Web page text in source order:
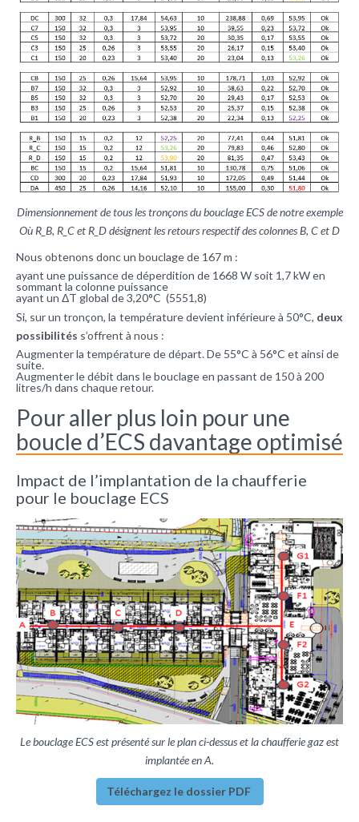
Dimensionnement de tous les tronçons du bouclage ECS de notre exemple
Où R_B, R_C et R_D désignent les retours respectif des colonnes B, C et D
Nous obtenons donc un bouclage de 167 m :
ayant une puissance de déperdition de 1668 W soit 1,7 kW en
sommant la colonne puissance
ayant un ΔT global de 3,20°C (5551,8)
Si, sur un tronçon, la température devient inférieure à 50°C, deux
possibilités s’offrent à nous :
Augmenter la température de départ. De 55°C à 56°C et ainsi de
suite.
Augmenter le débit dans le bouclage en passant de 150 à 200
litres/h dans chaque retour.
Pour aller plus loin pour une
boucle d’ECS davantage optimisé
Impact de l’implantation de la chaufferie
pour le bouclage ECS
Le bouclage ECS est présenté sur le plan ci-dessus et la chaufferie gaz est
implantée en A.
Téléchargez le dossier PDF